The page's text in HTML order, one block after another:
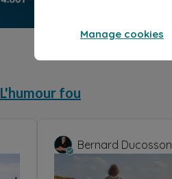
L'humour fou
Bernard Ducosson
Manage cookies